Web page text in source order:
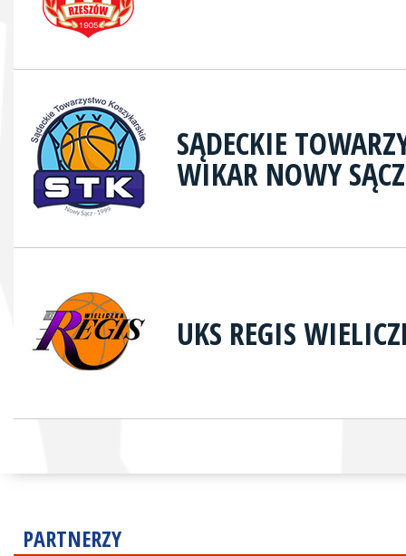
SĄDECKIE
WIKAR NOWY SĄCZ
UKS REGIS
PARTNERZY